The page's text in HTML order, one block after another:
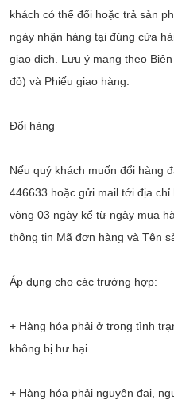
khách có thể đổi hoặc trả sản
ngày nhận hàng tại đúng cửa
giao dịch. Lưu ý mang theo
đỏ) và Phiếu giao hàng.
Đổi hàng
Nếu quý khách muốn đổi hàng
446633 hoặc gửi mail tới địa
vòng 03 ngày kể từ ngày mua
thông tin Mã đơn hàng và Tên
Áp dụng cho các trường hợp:
+ Hàng hóa phải ở trong tình
không bị hư hại.
+ Hàng hóa phải nguyên đai,